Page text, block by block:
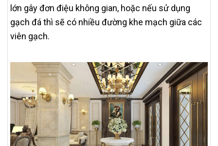
lớn gây đơn điệu không gian, hoặc nếu sử dụng
gạch đá thì sẽ có nhiều đường khe mạch giữa các
viên gạch.